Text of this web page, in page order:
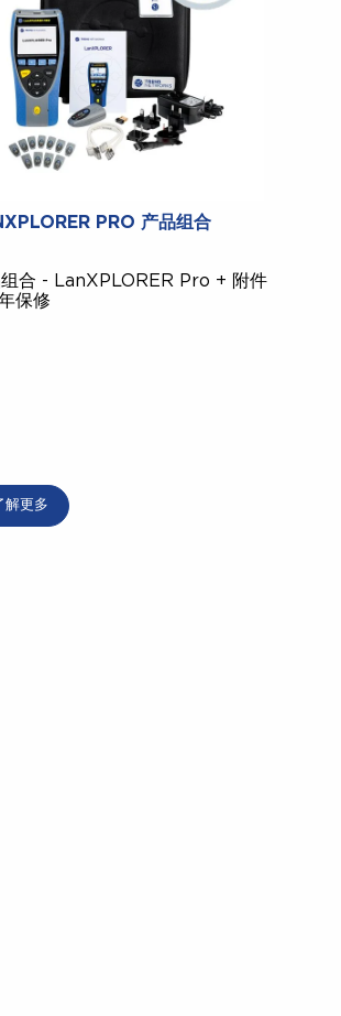
PRO 产品组合
组合 - LanXPLORER Pro + 附件
保修
解更多